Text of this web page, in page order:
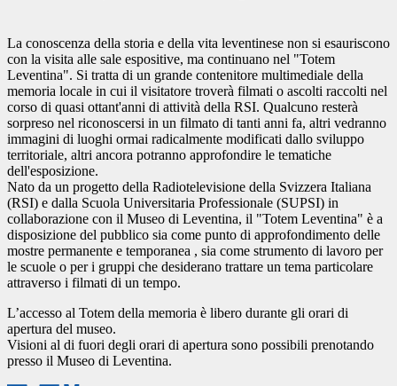
La conoscenza della storia e della vita leventinese non si esauriscono
con la visita alle sale espositive, ma continuano nel "Totem
Leventina". Si tratta di un grande contenitore multimediale della
memoria locale in cui il visitatore troverà filmati o ascolti raccolti nel
corso di quasi ottant'anni di attività della RSI. Qualcuno resterà
sorpreso nel riconoscersi in un filmato di tanti anni fa, altri vedranno
immagini di luoghi ormai radicalmente modificati dallo sviluppo
territoriale, altri ancora potranno approfondire le tematiche
dell'esposizione.
Nato da un progetto della Radiotelevisione della Svizzera Italiana
(RSI) e dalla Scuola Universitaria Professionale (SUPSI) in
collaborazione con il Museo di Leventina, il "Totem Leventina" è a
disposizione del pubblico sia come punto di approfondimento delle
mostre permanente e temporanea , sia come strumento di lavoro per
le scuole o per i gruppi che desiderano trattare un tema particolare
attraverso i filmati di un tempo.
L’accesso al Totem della memoria è libero durante gli orari di
apertura del museo.
Visioni al di fuori degli orari di apertura sono possibili prenotando
presso il Museo di Leventina.